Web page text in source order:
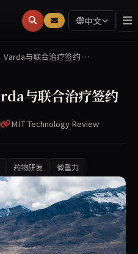
中文
Varda与联合治疗签约…
与联合治疗签约
MIT Technology Review
药物研发 微重力